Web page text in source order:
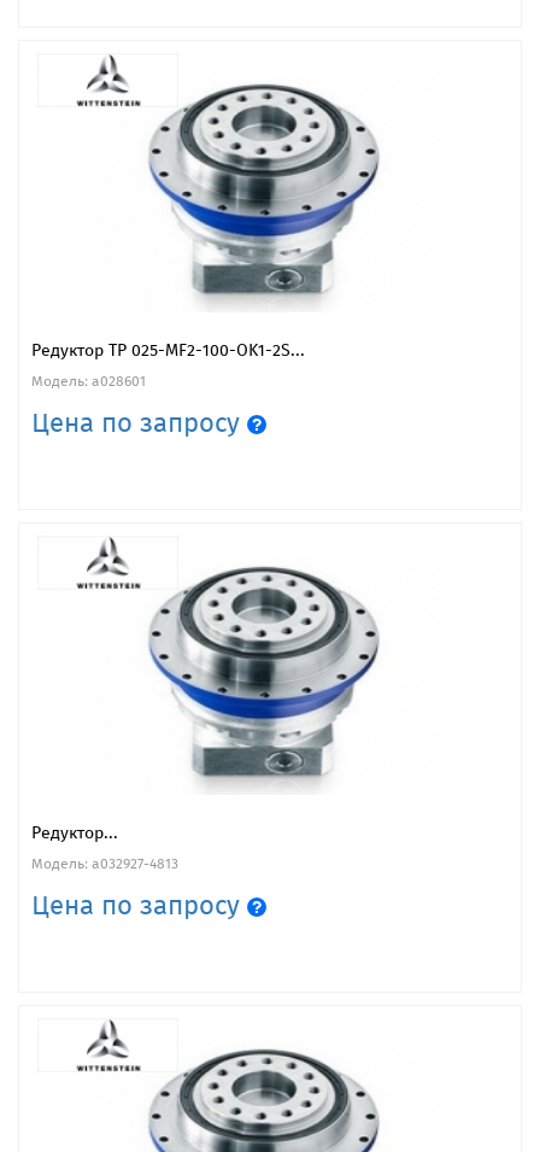
Редуктор TP 025-MF2-100-OK1-2S...
Модель: a028601
Цена по запросу
Редуктор...
Модель: a032927-4813
Цена по запросу